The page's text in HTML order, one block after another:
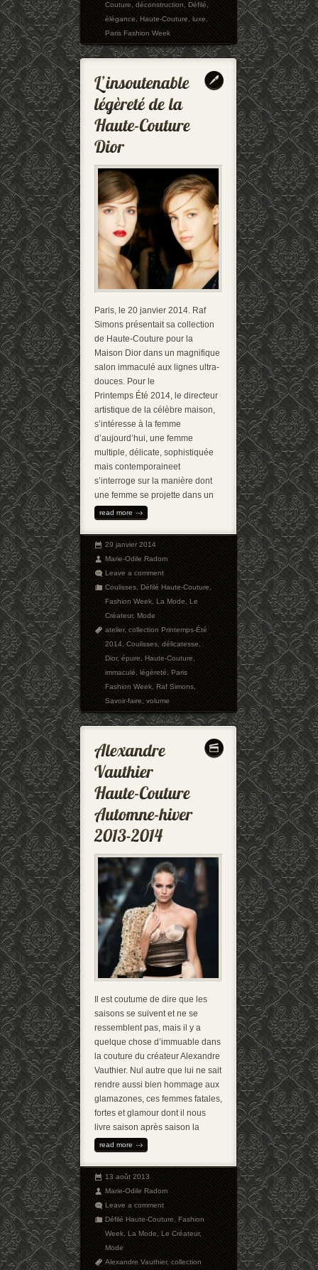
Couture,déconstruction,Défilé,
élégance,Haute-Couture,luxe,
Paris Fashion Week
Paris, le 20 janvier 2014. Raf
Simons présentait sa collection
de Haute-Couture pour la
Maison Dior dans un magnifique
salon immaculé aux lignes ultra-
douces. Pour le
Printemps Été 2014, le directeur
artistique de la célèbre maison,
s’intéresse à la femme
d’aujourd’hui, une femme
multiple, délicate, sophistiquée
mais contemporaineet
s’interroge sur la manière dont
une femme se projette dans un
read more
29 janvier 2014
Marie-Odile Radom
Leave a comment
Coulisses,Défilé Haute-Couture,
Fashion Week,La Mode,Le
Créateur,Mode
atelier,collection Printemps-Été
2014,Coulisses,délicatesse,
Dior,épure,Haute-Couture,
immaculé,légèreté,Paris
Fashion Week,Raf Simons,
Savoir-faire,volume
Il est coutume de dire que les
saisons se suivent et ne se
ressemblent pas, mais il y a
quelque chose d’immuable dans
la couture du créateur Alexandre
Vauthier. Nul autre que lui ne sait
rendre aussi bien hommage aux
glamazones, ces femmes fatales,
fortes et glamour dont il nous
livre saison après saison la
read more
13 août 2013
Marie-Odile Radom
Leave a comment
Défilé Haute-Couture,Fashion
Week,La Mode,Le Créateur,
Mode
Alexandre Vauthier,collection